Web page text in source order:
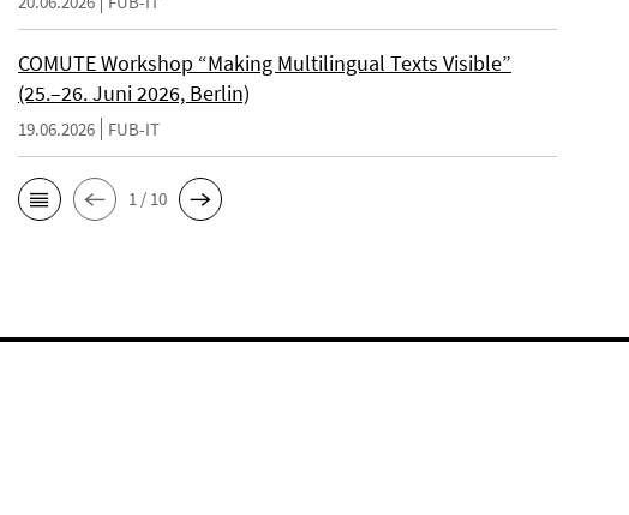
COMUTE Workshop “Making Multilingual Texts Visible”
(25.–26. Juni 2026, Berlin)
19.06.2026 FUB-IT
1 / 10